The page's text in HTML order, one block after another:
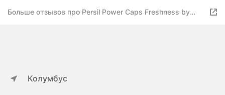
Больше отзывов про Persil Power Caps Freshness by
Колумбус